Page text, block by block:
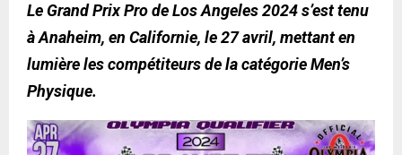
Le Grand Prix Pro de Los Angeles 2024 s’est tenu
à Anaheim, en Californie, le 27 avril, mettant en
lumière les compétiteurs de la catégorie Men’s
Physique.